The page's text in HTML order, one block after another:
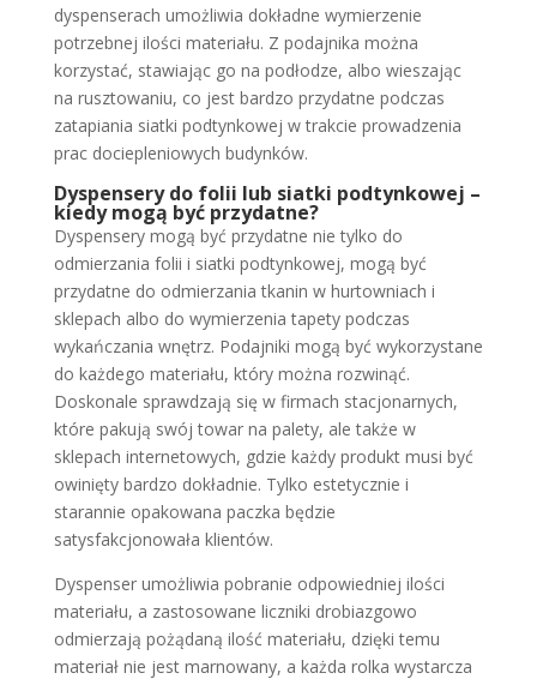
dyspenserach umożliwia dokładne wymierzenie
potrzebnej ilości materiału. Z podajnika można
korzystać, stawiając go na podłodze, albo wieszając
na rusztowaniu, co jest bardzo przydatne podczas
zatapiania siatki podtynkowej w trakcie prowadzenia
prac dociepleniowych budynków.
Dyspensery do folii lub siatki podtynkowej –
kiedy mogą być przydatne?
Dyspensery mogą być przydatne nie tylko do
odmierzania folii i siatki podtynkowej, mogą być
przydatne do odmierzania tkanin w hurtowniach i
sklepach albo do wymierzenia tapety podczas
wykańczania wnętrz. Podajniki mogą być wykorzystane
do każdego materiału, który można rozwinąć.
Doskonale sprawdzają się w firmach stacjonarnych,
które pakują swój towar na palety, ale także w
sklepach internetowych, gdzie każdy produkt musi być
owinięty bardzo dokładnie. Tylko estetycznie i
starannie opakowana paczka będzie
satysfakcjonowała klientów.
Dyspenser umożliwia pobranie odpowiedniej ilości
materiału, a zastosowane liczniki drobiazgowo
odmierzają pożądaną ilość materiału, dzięki temu
materiał nie jest marnowany, a każda rolka wystarcza